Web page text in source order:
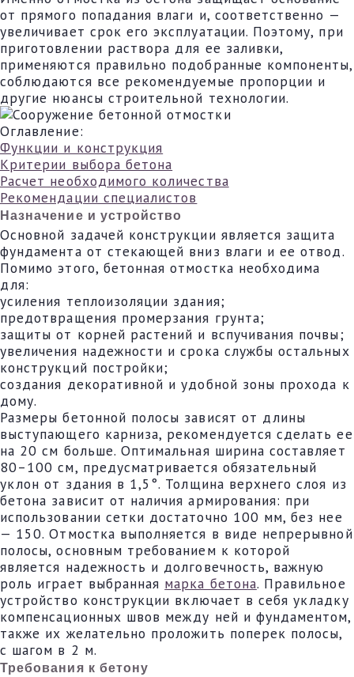
от прямого попадания влаги и, соответственно —
увеличивает срок его эксплуатации. Поэтому, при
приготовлении раствора для ее заливки,
применяются правильно подобранные компоненты,
соблюдаются все рекомендуемые пропорции и
другие нюансы строительной технологии.
Оглавление:
Функции и конструкция
Критерии выбора бетона
Расчет необходимого количества
Рекомендации специалистов
Назначение и устройство
Основной задачей конструкции является защита
фундамента от стекающей вниз влаги и ее отвод.
Помимо этого, бетонная отмостка необходима
для:
усиления теплоизоляции здания;
предотвращения промерзания грунта;
защиты от корней растений и вспучивания почвы;
увеличения надежности и срока службы остальных
конструкций постройки;
создания декоративной и удобной зоны прохода к
дому.
Размеры бетонной полосы зависят от длины
выступающего карниза, рекомендуется сделать ее
на 20 см больше. Оптимальная ширина составляет
80–100 см, предусматривается обязательный
уклон от здания в 1,5°. Толщина верхнего слоя из
бетона зависит от наличия армирования: при
использовании сетки достаточно 100 мм, без нее
— 150. Отмостка выполняется в виде непрерывной
полосы, основным требованием к которой
является надежность и долговечность, важную
роль играет выбранная марка бетона. Правильное
устройство конструкции включает в себя укладку
компенсационных швов между ней и фундаментом,
также их желательно проложить поперек полосы,
с шагом в 2 м.
Требования к бетону